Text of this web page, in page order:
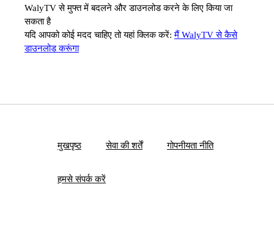
WalyTV से मुफ्त में बदलने और डाउनलोड करने के लिए किया जा
सकता है
यदि आपको कोई मदद चाहिए तो यहां क्लिक करें:मैं WalyTV से कैसे
डाउनलोड करूंगा
मुखपृष्ठ सेवा की शर्तें गोपनीयता नीति
हमसे संपर्क करें